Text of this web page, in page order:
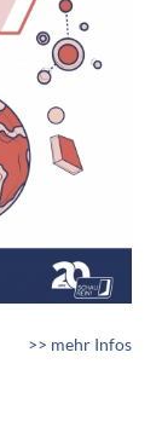
>> mehr Infos